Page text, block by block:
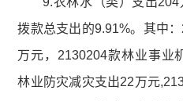
拨款总支出的9.91%。其中
万元，2130204款林业事业
林业防灾减灾支出22万元